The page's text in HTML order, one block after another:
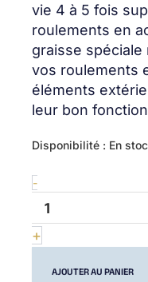
vie 4 à 5 fois
roulements en
graisse
vos roulements
éléments
leur bon
Disponibilité : En
-
quantité
Wheel
bearing
kit
Mavic
10
+
AJOUTER AU PANIER